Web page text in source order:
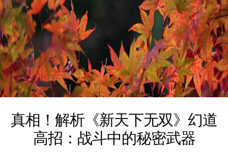
真相！解析《新天下无双》幻道
高招：战斗中的秘密武器